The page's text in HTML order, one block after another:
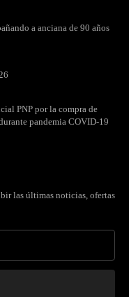
a anciana de 90 años
PNP por la compra de
pandemia COVID-19
las últimas noticias, ofertas